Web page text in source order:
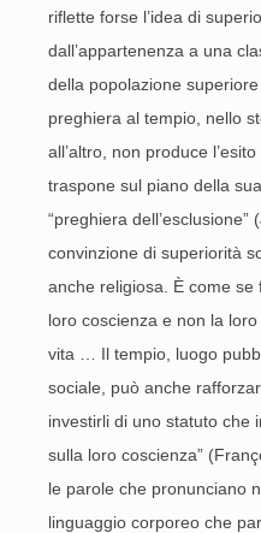
riflette forse l’idea di
dall’appartenenza a una
della popolazione
preghiera al tempio, nello
all’altro, non produce
traspone sul piano della
“preghiera
convinzione di superiorità
anche religiosa. È come se
loro coscienza e non la
vita … Il tempio, luogo
sociale, può anche
investirli di uno statuto che
sulla loro coscienza”
le parole che pronunciano
linguaggio corporeo che